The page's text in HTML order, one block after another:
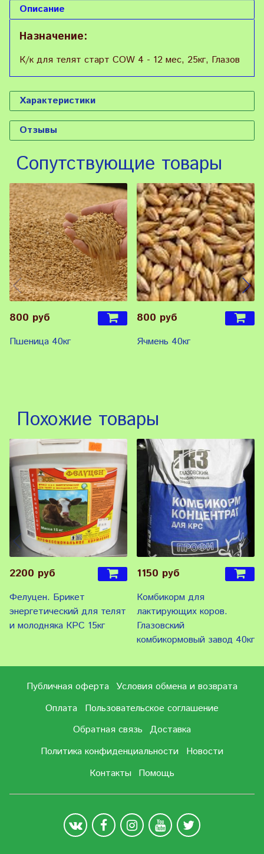
Описание
Назначение:
К/к для телят старт COW 4 - 12 мес, 25кг, Глазов
Характеристики
Отзывы
Сопутствующие товары
800 руб
Пшеница 40кг
800 руб
Ячмень 40кг
Похожие товары
2200 руб
Фелуцен. Брикет
энергетический для телят
и молодняка КРС 15кг
1150 руб
Комбикорм для
лактирующих коров.
Глазовский
комбикормовый завод 40кг
Публичная оферта Условия обмена и возврата
Оплата
Пользовательское соглашение
Обратная связь Доставка
Политика конфиденциальности
Новости
Контакты Помощь